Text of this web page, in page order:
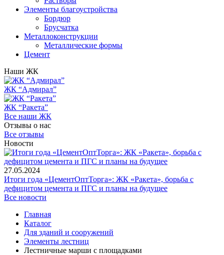
Элементы благоустройства
Бордюр
Брусчатка
Металлоконструкции
Металлические формы
Цемент
Наши ЖК
ЖК “Адмирал”
ЖК “Ракета”
Все наши ЖК
Отзывы о нас
Все отзывы
Новости
27.05.2024
Итоги года «ЦементОптТорга»: ЖК «Ракета», борьба с
дефицитом цемента и ПГС и планы на будущее
Все новости
Главная
Каталог
Для зданий и сооружений
Элементы лестниц
Лестничные марши с площадками